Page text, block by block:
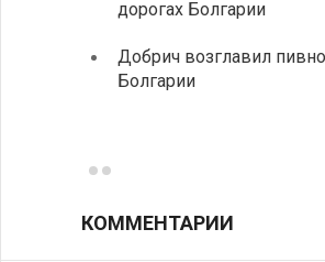
дорогах Болгарии
Добрич возглавил
Болгарии
КОММЕНТАРИИ